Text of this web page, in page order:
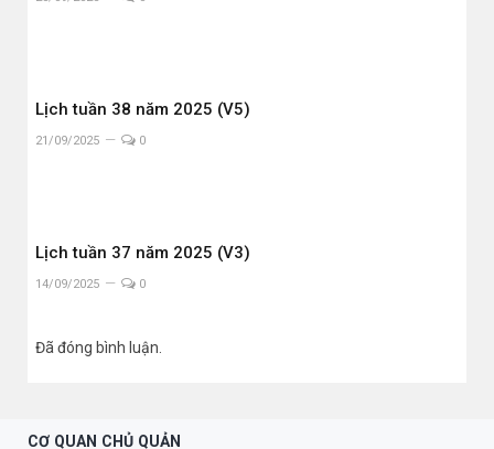
Lịch tuần 38 năm 2025 (V5)
21/09/2025 0
Lịch tuần 37 năm 2025 (V3)
14/09/2025 0
Đã đóng bình luận.
CƠ QUAN CHỦ QUẢN